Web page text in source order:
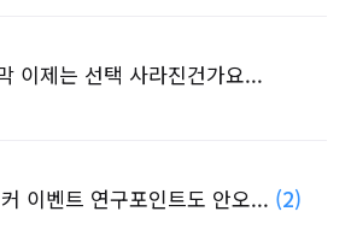
이제는 선택 사라진건가요...
이벤트 연구포인트도 안오... (2)